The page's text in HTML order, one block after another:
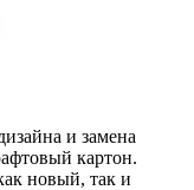
и замена
картон.
новый, так и